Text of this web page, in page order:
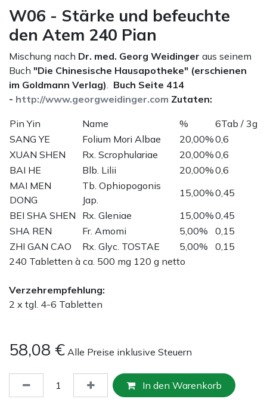
W06 - Stärke und befeuchte
den Atem 240 Pian
Mischung nach Dr. med. Georg Weidinger aus seinem
Buch "Die Chinesische Hausapotheke" (erschienen
im Goldmann Verlag). Buch Seite 414
- http://www.georgweidinger.com Zutaten:
Pin Yin Name %
6Tab / 3g
SANG YE
Folium Mori Albae 20,00%0,6
XUAN SHEN
Rx. Scrophulariae 20,00%0,6
BAI HE
Blb. Lilii 20,00%0,6
MAI MEN
DONG
Tb. Ophiopogonis
Jap.
15,00%0,45
BEI SHA SHEN
Rx. Gleniae 15,00%0,45
SHA REN
Fr. Amomi 5,00%
0,15
ZHI GAN CAO
Rx. Glyc. TOSTAE 5,00%
0,15
240 Tabletten à ca. 500 mg 120 g netto
Verzehrempfehlung:
2 x tgl. 4-6 Tabletten
58,08 € Alle Preise inklusive Steuern
In den Warenkorb